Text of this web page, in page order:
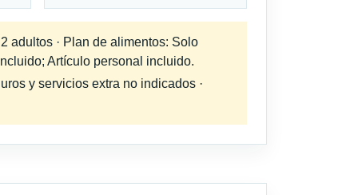
adultos · Plan de alimentos: Solo
Artículo personal incluido.
y servicios extra no indicados ·